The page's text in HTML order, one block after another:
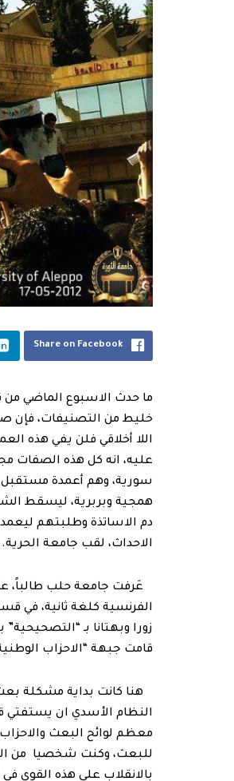
Share on Facebook
ما حدث الاسبوع الماضي
خليط من التصنيفات، فإن
اللا أخلاقي فلن يفي هذه
عليه، انه كل هذه الصفات
سورية، وهم أعمدة
همجية وبربرية، ليسقط
دم الاساتذة وطلبتهم
الاحداث، لقب جامعة الحرية.
الفرنسية كلغة ثانية، في
قامت جبهة “الاحزاب
النظام الأسدي ان
معظم لوائح البعث
للبعث، وكنت شخصيا من
بالانقلاب على هذه القوى